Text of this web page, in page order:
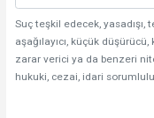
Suç teşkil edecek,
aşağılayıcı, küçük
zarar verici ya da benzeri
hukuki, cezai, idari